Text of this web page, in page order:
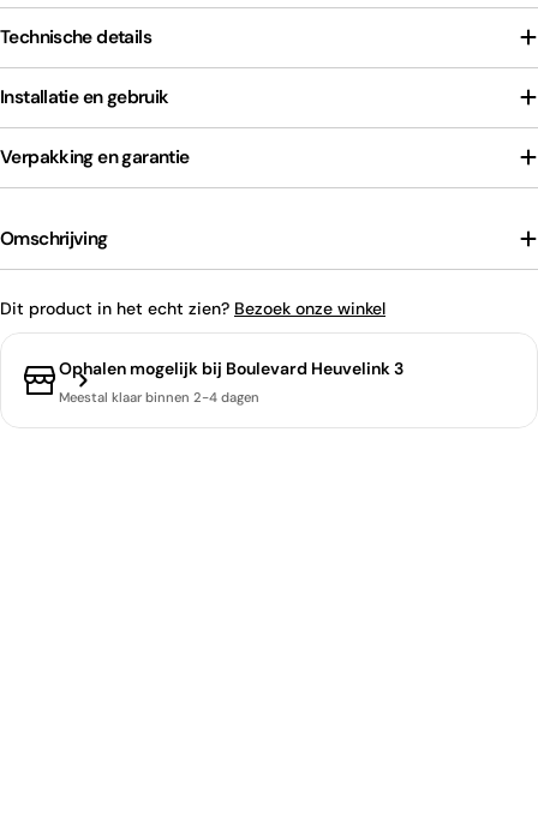
Technische details
Installatie en gebruik
Verpakking en garantie
Omschrijving
Dit product in het echt zien? Bezoek onze winkel
Ophalen mogelijk bij Boulevard Heuvelink 3
Meestal klaar binnen 2-4 dagen